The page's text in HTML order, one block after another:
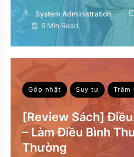
System Administration
6 Min Read
Góp nhặt Suy tư Trăm
[Review Sách]
– Làm Điều Bình
Thường